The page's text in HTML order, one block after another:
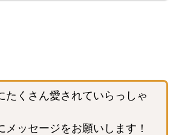
たくさん愛されていらっしゃ
メッセージをお願いします！